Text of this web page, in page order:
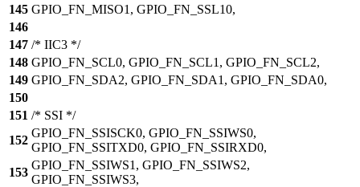
145 GPIO_FN_MISO1, GPIO_FN_SSL10,
146
147 /* IIC3 */
148 GPIO_FN_SCL0, GPIO_FN_SCL1, GPIO_FN_SCL2,
149 GPIO_FN_SDA2, GPIO_FN_SDA1, GPIO_FN_SDA0,
150
151 /* SSI */
152
GPIO_FN_SSISCK0, GPIO_FN_SSIWS0,
GPIO_FN_SSITXD0, GPIO_FN_SSIRXD0,
153
GPIO_FN_SSIWS1, GPIO_FN_SSIWS2,
GPIO_FN_SSIWS3,